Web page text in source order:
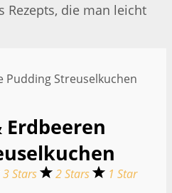
Rezepts, die man leicht
Erdbeeren
3 Stars 2 Stars 1 Star